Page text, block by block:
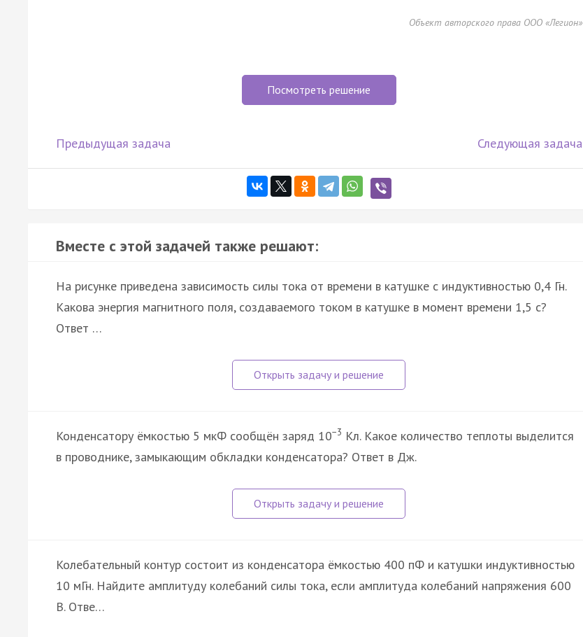
Объект авторского права ООО «Легион»
Посмотреть решение
Предыдущая задача Следующая задача
Вместе с этой задачей также решают:
На рисунке приведена зависимость силы тока от времени в катушке с индуктивностью 0,4 Гн.
Какова энергия магнитного поля, создаваемого током в катушке в момент времени 1,5 с?
Ответ …
Конденсатору ёмкостью 5 мкФ сообщён заряд 10−3 Кл. Какое количество теплоты выделится
в проводнике, замыкающим обкладки конденсатора? Ответ в Дж.
Колебательный контур состоит из конденсатора ёмкостью 400 пФ и катушки индуктивностью
10 мГн. Найдите амплитуду колебаний силы тока, если амплитуда колебаний напряжения 600
В. Отве…